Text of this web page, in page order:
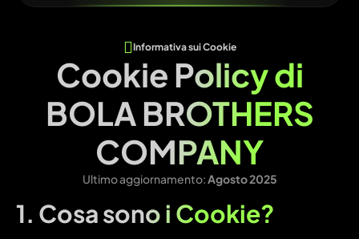
Informativa sui Cookie
Cookie Policy di
BOLA BROTHERS
COMPANY
Ultimo aggiornamento:Agosto 2025
1. Cosa sono i Cookie?